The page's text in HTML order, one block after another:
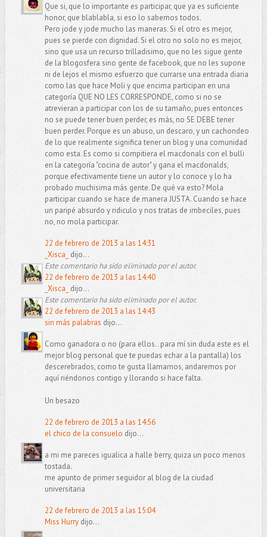
Que si, que lo importante es participar, que ya es suficiente
honor, que blablabla, si eso lo sabemos todos.
Pero jode y jode mucho las maneras. Si el otro es mejor,
pues se pierde con dignidad. Si el otro no solo no es mejor,
sino que usa un recurso trilladisimo, que no les sigue gente
de la blogosfera sino gente de facebook, que no les supone
ni de lejos el mismo esfuerzo que currarse una entrada diaria
como las que hace Moli y que encima participan en una
categoría QUE NO LES CORRESPONDE, como si no se
atrevieran a participar con los de su tamaño, pues entonces
no se puede tener buen perder, es más, no SE DEBE tener
buen perder. Porque es un abuso, un descaro, y un cachondeo
de lo que realmente significa tener un blog y una comunidad
como esta. Es como si compitiera el macdonals con el bulli
en la categoría "cocina de autor" y gana el macdonalds,
porque efectivamente tiene un autor y lo conoce y lo ha
probado muchisima más gente. De qué va esto? Mola
participar cuando se hace de manera JUSTA. Cuando se hace
un paripé absurdo y ridiculo y nos tratas de imbeciles, pues
no, no mola participar.
22 de febrero de 2013 a las 14:31
_Xisca_ dijo...
Este comentario ha sido eliminado por el autor.
22 de febrero de 2013 a las 14:40
_Xisca_ dijo...
Este comentario ha sido eliminado por el autor.
22 de febrero de 2013 a las 14:43
sin más palabras dijo...
Como ganadora o no (para ellos.. para mí sin duda este es el
mejor blog personal que te puedas echar a la pantalla) los
descerebrados, como te gusta llamarnos, andaremos por
aquí riéndonos contigo y llorando si hace falta.
Un besazo
22 de febrero de 2013 a las 14:56
el chico de la consuelo dijo...
a mi me pareces igualica a halle berry, quiza un poco menos
tostada.
me apunto de primer seguidor al blog de la ciudad
universitaria
22 de febrero de 2013 a las 15:04
Miss Hurrydijo...